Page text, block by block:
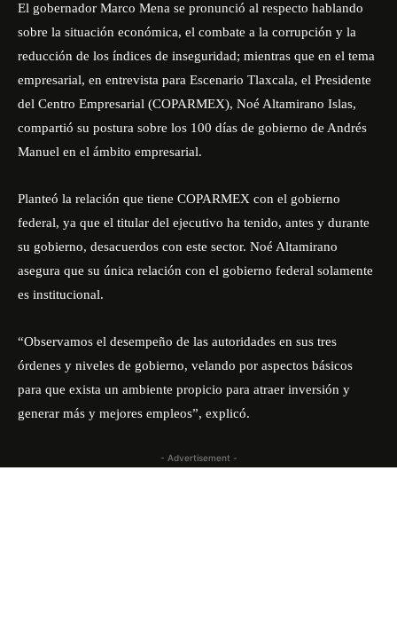
El gobernador Marco Mena se pronunció al respecto hablando
sobre la situación económica, el combate a la corrupción y la
reducción de los índices de inseguridad; mientras que en el tema
empresarial, en entrevista para Escenario Tlaxcala, el Presidente
del Centro Empresarial (COPARMEX), Noé Altamirano Islas,
compartió su postura sobre los 100 días de gobierno de Andrés
Manuel en el ámbito empresarial.
Planteó la relación que tiene COPARMEX con el gobierno
federal, ya que el titular del ejecutivo ha tenido, antes y durante
su gobierno, desacuerdos con este sector. Noé Altamirano
asegura que su única relación con el gobierno federal solamente
es institucional.
“Observamos el desempeño de las autoridades en sus tres
órdenes y niveles de gobierno, velando por aspectos básicos
para que exista un ambiente propicio para atraer inversión y
generar más y mejores empleos”, explicó.
- Advertisement -